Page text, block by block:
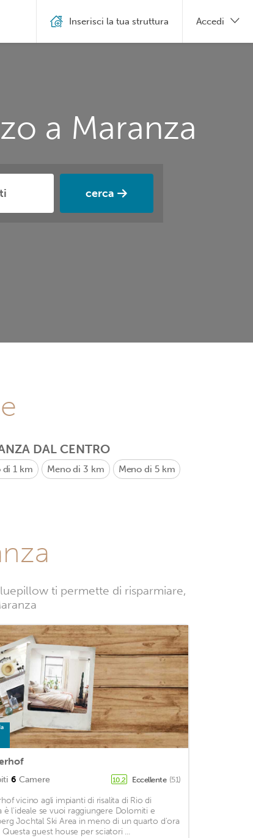
a Maranza
cerca
Inserisci la tua struttura Accedi
DAL CENTRO
di 1 km Meno di 3 km Meno di 5 km
ti permette di risparmiare,
6 Camere 10,2 Eccellente (51)
vicino agli impianti di risalita di Rio di
è l'ideale se vuoi raggiungere Dolomiti e
Jochtal Ski Area in meno di un quarto d'ora
Questa guest house per sciatori ...